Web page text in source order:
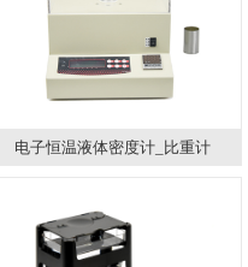
电子恒温液体密度计_比重计